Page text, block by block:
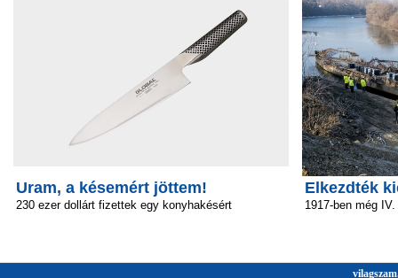
Uram, a késemért jöttem!
230 ezer dollárt fizettek egy konyhakésért
Elkezdték
1917-ben még